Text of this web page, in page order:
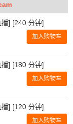
] [240 分钟]
加入购物车
] [180 分钟]
加入购物车
] [120 分钟]
加入购物车